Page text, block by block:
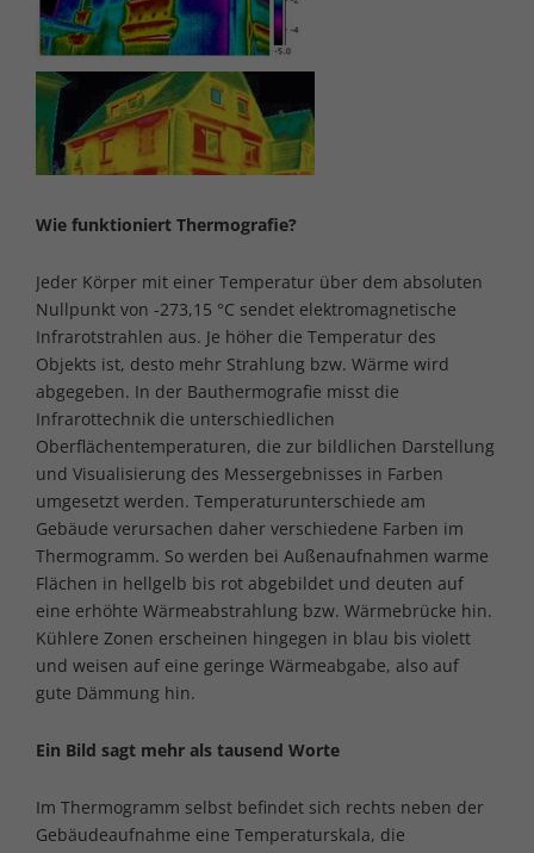
Wie funktioniert Thermografie?
Jeder Körper mit einer Temperatur über dem absoluten
Nullpunkt von -273,15 °C sendet elektromagnetische
Infrarotstrahlen aus. Je höher die Temperatur des
Objekts ist, desto mehr Strahlung bzw. Wärme wird
abgegeben. In der Bauthermografie misst die
Infrarottechnik die unterschiedlichen
Oberflächentemperaturen, die zur bildlichen Darstellung
und Visualisierung des Messergebnisses in Farben
umgesetzt werden. Temperaturunterschiede am
Gebäude verursachen daher verschiedene Farben im
Thermogramm. So werden bei Außenaufnahmen warme
Flächen in hellgelb bis rot abgebildet und deuten auf
eine erhöhte Wärmeabstrahlung bzw. Wärmebrücke hin.
Kühlere Zonen erscheinen hingegen in blau bis violett
und weisen auf eine geringe Wärmeabgabe, also auf
gute Dämmung hin.
Ein Bild sagt mehr als tausend Worte
Im Thermogramm selbst befindet sich rechts neben der
Gebäudeaufnahme eine Temperaturskala, die